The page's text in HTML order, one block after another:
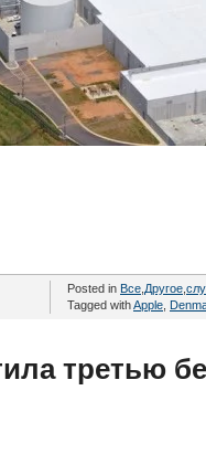
Posted in Все Другое
Tagged withApple
третью